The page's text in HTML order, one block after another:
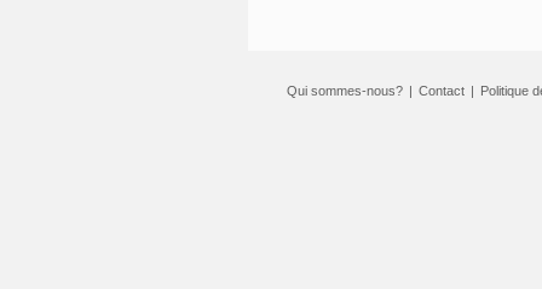
Qui sommes-nous? | Contact | Politique